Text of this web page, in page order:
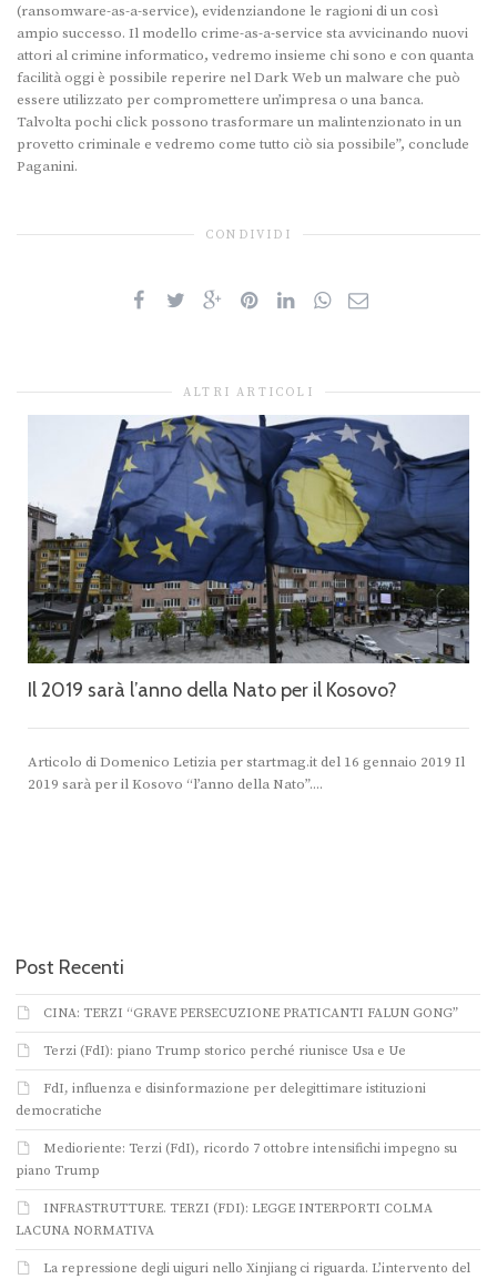
(ransomware-as-a-service), evidenziandone le ragioni di un così
ampio successo. Il modello crime-as-a-service sta avvicinando nuovi
attori al crimine informatico, vedremo insieme chi sono e con quanta
facilità oggi è possibile reperire nel Dark Web un malware che può
essere utilizzato per compromettere un’impresa o una banca.
Talvolta pochi click possono trasformare un malintenzionato in un
provetto criminale e vedremo come tutto ciò sia possibile”, conclude
Paganini.
CONDIVIDI
ALTRI ARTICOLI
Il 2019 sarà l’anno della Nato per il Kosovo?
Articolo di Domenico Letizia per startmag.it del 16 gennaio 2019 Il
2019 sarà per il Kosovo “l’anno della Nato”....
Post Recenti
CINA: TERZI “GRAVE PERSECUZIONE PRATICANTI FALUN GONG”
Terzi (FdI): piano Trump storico perché riunisce Usa e Ue
FdI, influenza e disinformazione per delegittimare istituzioni
democratiche
Medioriente: Terzi (FdI), ricordo 7 ottobre intensifichi impegno su
piano Trump
INFRASTRUTTURE. TERZI (FDI): LEGGE INTERPORTI COLMA
LACUNA NORMATIVA
La repressione degli uiguri nello Xinjiang ci riguarda. L’intervento del